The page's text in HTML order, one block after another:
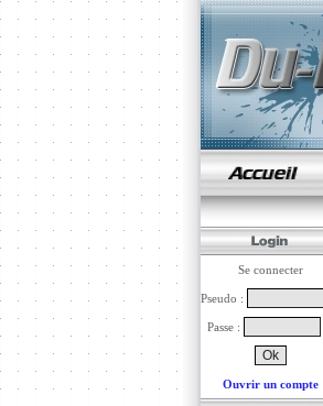
Se connecter
Pseudo :
Passe :
Ouvrir un compte